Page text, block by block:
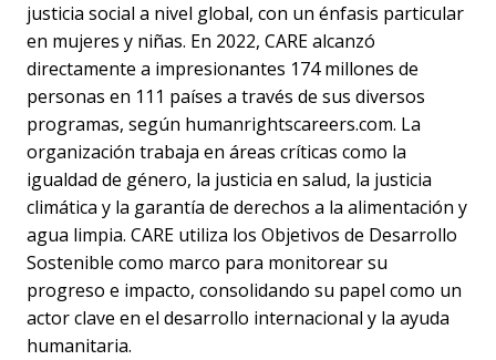
justicia social a nivel global, con un énfasis particular
en mujeres y niñas. En 2022, CARE alcanzó
directamente a impresionantes 174 millones de
personas en 111 países a través de sus diversos
programas, según humanrightscareers.com. La
organización trabaja en áreas críticas como la
igualdad de género, la justicia en salud, la justicia
climática y la garantía de derechos a la alimentación y
agua limpia. CARE utiliza los Objetivos de Desarrollo
Sostenible como marco para monitorear su
progreso e impacto, consolidando su papel como un
actor clave en el desarrollo internacional y la ayuda
humanitaria.